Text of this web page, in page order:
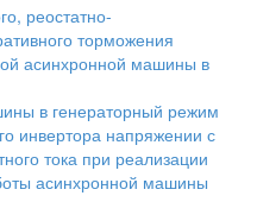
реостатно-
торможения
асинхронной машины в
в генераторный режим
инвертора напряжении с
тока при реализации
асинхронной машины